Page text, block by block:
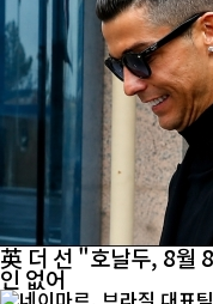
英 더 선 "호날두, 8월
인 없어